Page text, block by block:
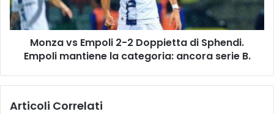
A
N
I
T
s
E
m
-
Monza vs Empoli 2-2 Doppietta di Sphendi.
Empoli mantiene la categoria: ancora serie B.
Articoli Correlati